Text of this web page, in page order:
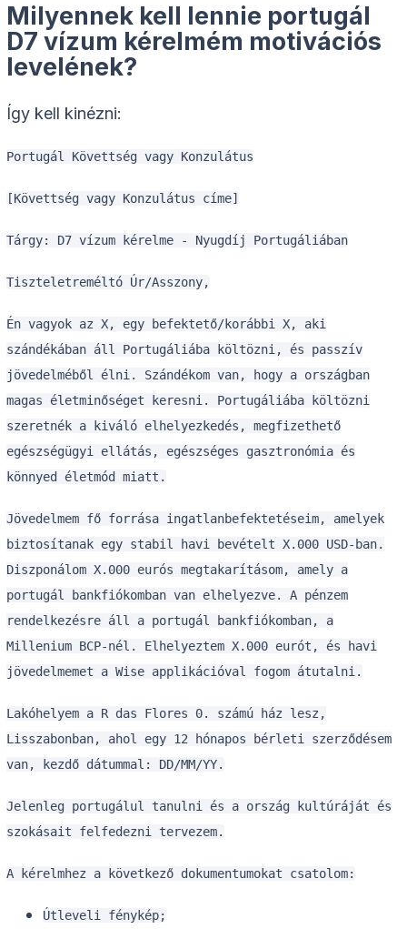
Milyennek kell lennie portugál
D7 vízum kérelmém motivációs
levelének?
Így kell kinézni:
Portugál Követtség vagy Konzulátus
[Követtség vagy Konzulátus címe]
Tárgy: D7 vízum kérelme - Nyugdíj Portugáliában
Tiszteletreméltó Úr/Asszony,
Én vagyok az X, egy befektető/korábbi X, aki
szándékában áll Portugáliába költözni, és passzív
jövedelméből élni. Szándékom van, hogy a országban
magas életminőséget keresni. Portugáliába költözni
szeretnék a kiváló elhelyezkedés, megfizethető
egészségügyi ellátás, egészséges gasztronómia és
könnyed életmód miatt.
Jövedelmem fő forrása ingatlanbefektetéseim, amelyek
biztosítanak egy stabil havi bevételt X.000 USD-ban.
Diszponálom X.000 eurós megtakarításom, amely a
portugál bankfiókomban van elhelyezve. A pénzem
rendelkezésre áll a portugál bankfiókomban, a
Millenium BCP-nél. Elhelyeztem X.000 eurót, és havi
jövedelmemet a Wise applikációval fogom átutalni.
Lakóhelyem a R das Flores 0. számú ház lesz,
Lisszabonban, ahol egy 12 hónapos bérleti szerződésem
van, kezdő dátummal: DD/MM/YY.
Jelenleg portugálul tanulni és a ország kultúráját és
szokásait felfedezni tervezem.
A kérelmhez a következő dokumentumokat csatolom:
Útleveli fénykép;